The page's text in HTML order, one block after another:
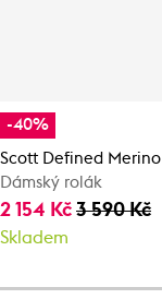
-40%
Scott Defined Merino
Dámský rolák
2 154 Kč 3 590 Kč
Skladem